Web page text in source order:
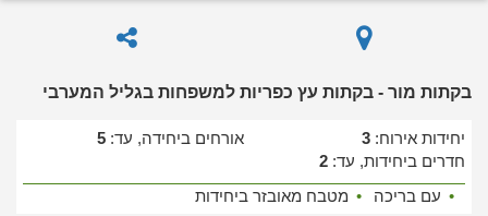
בקתות מור - בקתות עץ כפריות למשפחות בגליל המערבי
יחידות אירוח: 3 אורחים ביחידה, עד: 5
חדרים ביחידות, עד: 2
• עם בריכה • מטבח מאובזר ביחידות